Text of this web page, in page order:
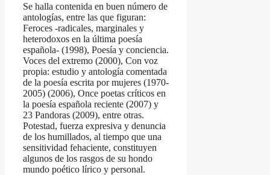
Se halla contenida en buen número de
antologías, entre las que figuran:
Feroces -radicales, marginales y
heterodoxos en la última poesía
española- (1998), Poesía y conciencia.
Voces del extremo (2000), Con voz
propia: estudio y antología comentada
de la poesía escrita por mujeres (1970-
2005) (2006), Once poetas críticos en
la poesía española reciente (2007) y
23 Pandoras (2009), entre otras.
Potestad, fuerza expresiva y denuncia
de los humillados, al tiempo que una
sensitividad fehaciente, constituyen
algunos de los rasgos de su hondo
mundo poético lírico y personal.